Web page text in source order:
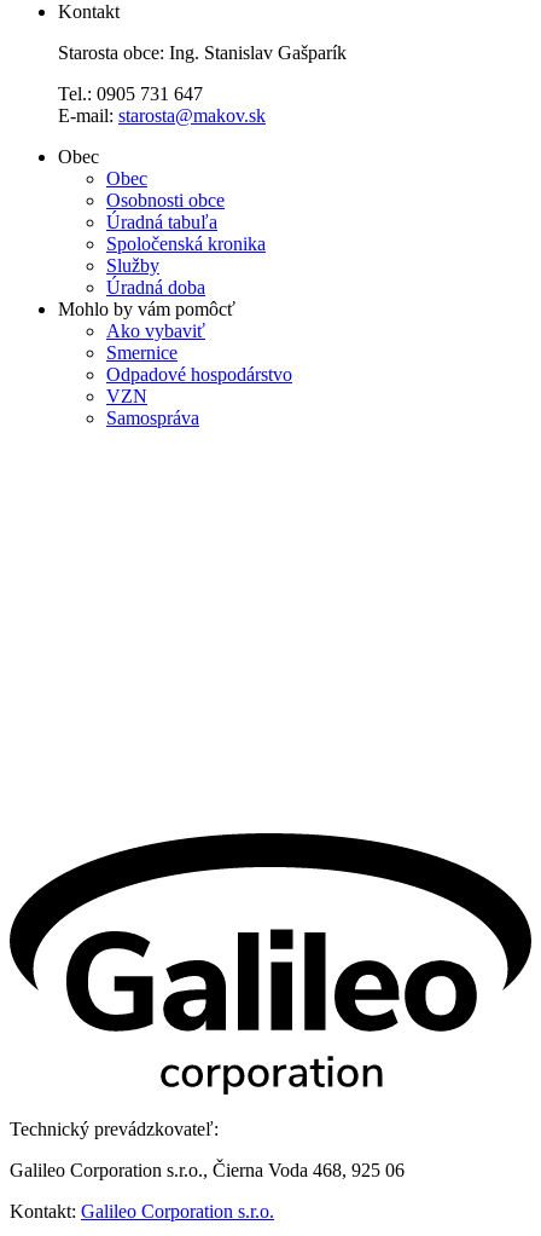
Kontakt
Starosta obce: Ing. Stanislav Gašparík
Tel.: 0905 731 647
E-mail: starosta@makov.sk
Obec
Obec
Osobnosti obce
Úradná tabuľa
Spoločenská kronika
Služby
Úradná doba
Mohlo by vám pomôcť
Ako vybaviť
Smernice
Odpadové hospodárstvo
VZN
Samospráva
Technický prevádzkovateľ:
Galileo Corporation s.r.o., Čierna Voda 468, 925 06
Kontakt: Galileo Corporation s.r.o.